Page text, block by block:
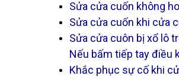
Sửa cửa cuốn không
Sửa cửa cuốn khi cửa
Sửa cửa cuôn bị xổ lô
Nếu bấm tiếp tay điều
Khắc phục sự cố khi